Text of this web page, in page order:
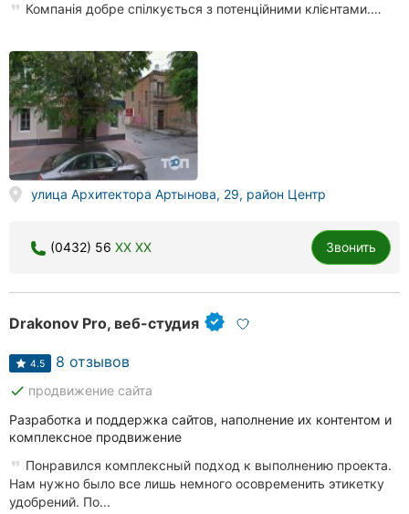
Компанія добре спілкується з потенційними клієнтами.…
улица Архитектора Артынова, 29, район Центр
(0432) 56 XX XX Звонить
Drakonov Pro, веб-студия
4.5 8 отзывов
done продвижение сайта
Разработка и поддержка сайтов, наполнение их контентом и
комплексное продвижение
Понравился комплексный подход к выполнению проекта.
Нам нужно было все лишь немного осовременить этикетку
удобрений. По...